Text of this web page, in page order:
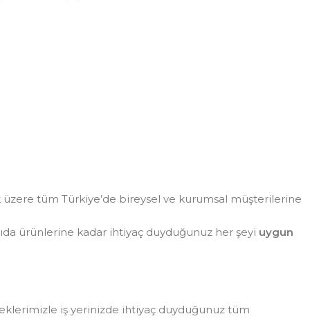
üzere tüm Türkiye’de bireysel ve kurumsal müşterilerine
ürünlerine kadar ihtiyaç duyduğunuz her şeyi uygun
iş yerinizde ihtiyaç duyduğunuz tüm